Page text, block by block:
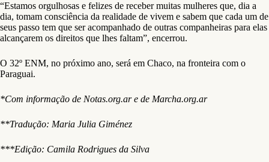
“Estamos orgulhosas e felizes de receber muitas mulheres que, dia a
dia, tomam consciência da realidade de vivem e sabem que cada um de
seus passo tem que ser acompanhado de outras companheiras para elas
alcançarem os direitos que lhes faltam”, encerrou.
O 32º ENM, no próximo ano, será em Chaco, na fronteira com o
Paraguai.
*Com informação de Notas.org.ar e de Marcha.org.ar
**Tradução: Maria Julia Giménez
***Edição: Camila Rodrigues da Silva